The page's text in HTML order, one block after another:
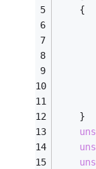
	{
	}